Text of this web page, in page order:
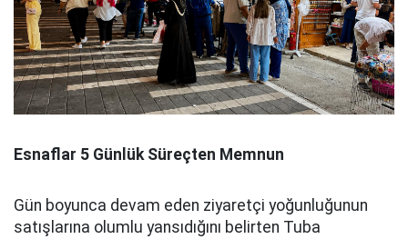
Esnaflar 5 Günlük Süreçten Memnun
Gün boyunca devam eden ziyaretçi yoğunluğunun
satışlarına olumlu yansıdığını belirten Tuba